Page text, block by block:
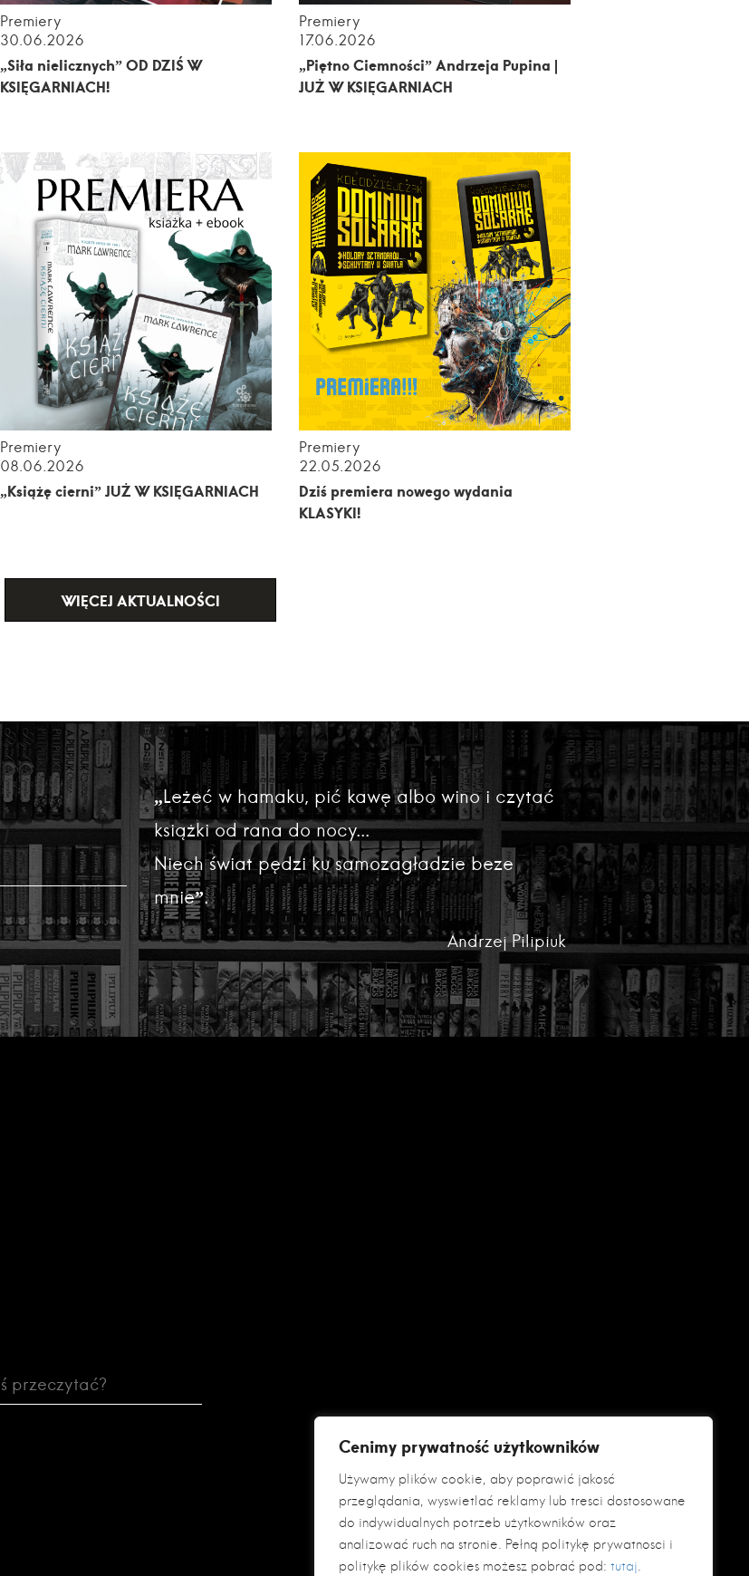
Cenimy prywatność użytkowników
Używamy plików cookie, aby poprawić jakość
przeglądania, wyświetlać reklamy lub treści dostosowane
do indywidualnych potrzeb użytkowników oraz
analizować ruch na stronie. Pełną politykę prywatności i
politykę plików cookies możesz pobrać pod: tutaj.
Premiery
30.06.2026
„Siła nielicznych” OD DZIŚ W
KSIĘGARNIACH!
Premiery
17.06.2026
„Piętno Ciemności” Andrzeja Pupina |
JUŻ W KSIĘGARNIACH
Premiery
08.06.2026
„Książę cierni” JUŻ W KSIĘGARNIACH
Premiery
22.05.2026
Dziś premiera nowego wydania
KLASYKI!
WIĘCEJ AKTUALNOŚCI
„Leżeć w hamaku, pić kawę albo wino i czytać
książki od rana do nocy...
Niech świat pędzi ku samozagładzie beze
mnie”.
Andrzej Pilipiuk